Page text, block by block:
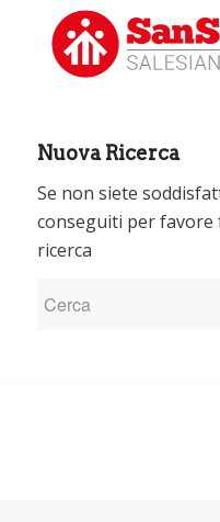
Nuova Ricerca
Se non siete
conseguiti per favore
ricerca